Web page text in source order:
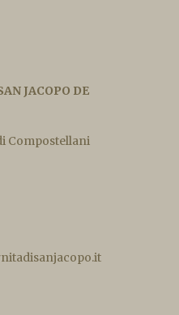
JACOPO DE
Compostellani